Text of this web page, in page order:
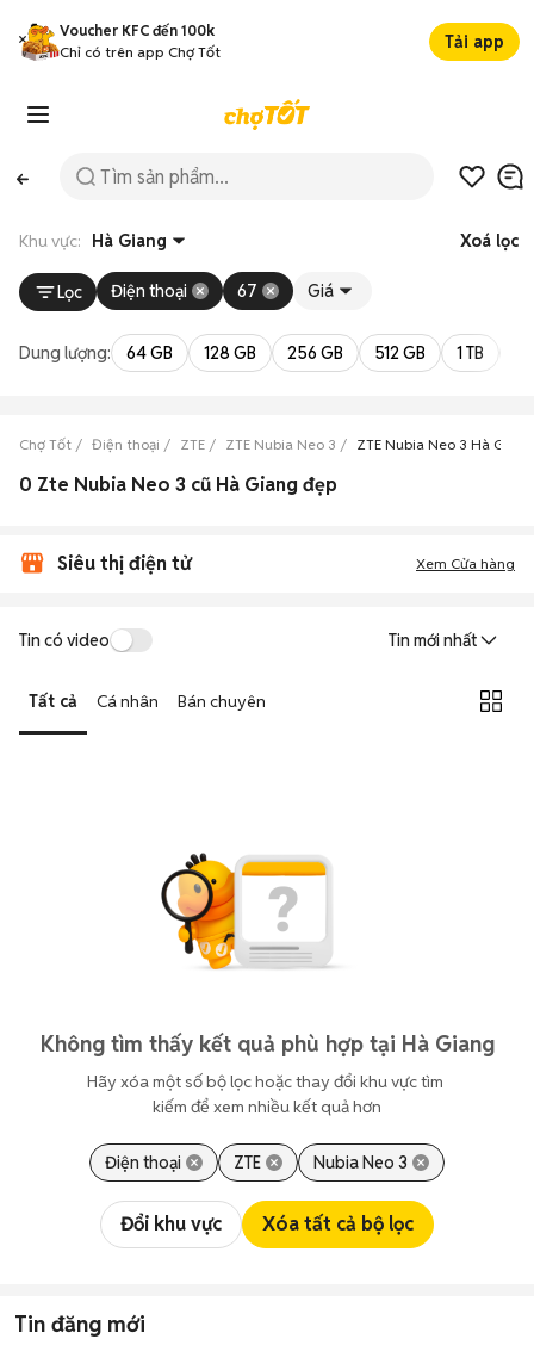
Voucher KFC đến 100k
Chỉ có trên app Chợ Tốt
Tải app
Khu vực: Hà Giang Xoá lọc
Lọc Điện thoại 67 Giá
Dung lượng: 64 GB 128 GB 256 GB 512 GB 1 TB
Chợ Tốt Điện thoại ZTE ZTE Nubia Neo 3 ZTE Nubia Neo 3 Hà Giang
0 Zte Nubia Neo 3 cũ Hà Giang đẹp
Siêu thị điện tử Xem Cửa hàng
Tin có video Tin mới nhất
Tất cả Cá nhân Bán chuyên
Không tìm thấy kết quả phù hợp tại Hà Giang
Hãy xóa một số bộ lọc hoặc thay đổi khu vực tìm
kiếm để xem nhiều kết quả hơn
Điện thoại ZTE Nubia Neo 3
Đổi khu vực Xóa tất cả bộ lọc
Tin đăng mới